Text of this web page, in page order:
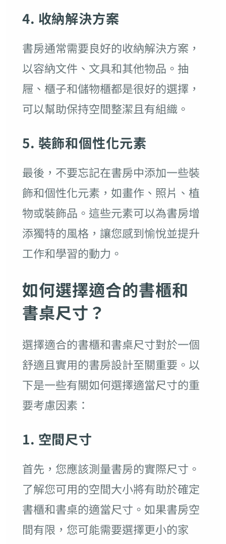
4. 收納解決方案
書房通常需要良好的收納解決方案，
以容納文件、文具和其他物品。抽
屜、櫃子和儲物櫃都是很好的選擇，
可以幫助保持空間整潔且有組織。
5. 裝飾和個性化元素
最後，不要忘記在書房中添加一些裝
飾和個性化元素，如畫作、照片、植
物或裝飾品。這些元素可以為書房增
添獨特的風格，讓您感到愉悅並提升
工作和學習的動力。
如何選擇適合的書櫃和
書桌尺寸？
選擇適合的書櫃和書桌尺寸對於一個
舒適且實用的書房設計至關重要。以
下是一些有關如何選擇適當尺寸的重
要考慮因素：
1. 空間尺寸
首先，您應該測量書房的實際尺寸。
了解您可用的空間大小將有助於確定
書櫃和書桌的適當尺寸。如果書房空
間有限，您可能需要選擇更小的家